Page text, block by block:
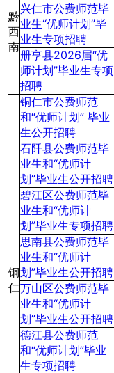
黔
西
南
兴仁市公费师范毕
业生“优师计划”毕
业生专项招聘
册亨县2026届“优
师计划”毕业生专项
招聘
铜
仁
铜仁市公费师范
和“优师计划” 毕业
生公开招聘
石阡县公费师范毕
业生和“优师计
划”毕业生公开招聘
碧江区公费师范毕
业生和“优师计
划”毕业生专项招聘
思南县公费师范毕
业生和“优师计
划”毕业生公开招聘
万山区公费师范毕
业生和“优师计
划”毕业生公开招聘
德江县公费师范
和“优师计划”毕业
生专项招聘